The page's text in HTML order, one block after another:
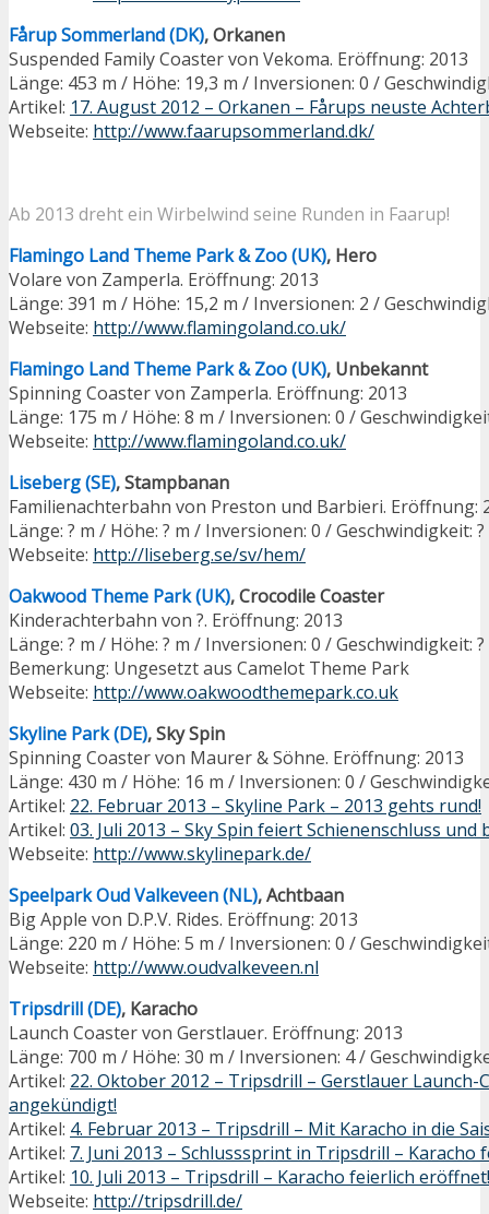
Fårup Sommerland (DK), Orkanen
Suspended Family Coaster von Vekoma. Eröffnung: 2013
Länge: 453 m / Höhe: 19,3 m / Inversionen: 0 /
Artikel: 17. August 2012 – Orkanen – Fårups neuste
Webseite: http://www.faarupsommerland.dk/
Ab 2013 dreht ein Wirbelwind seine Runden in Faarup!
Flamingo Land Theme Park & Zoo (UK), Hero
Volare von Zamperla. Eröffnung: 2013
Länge: 391 m / Höhe: 15,2 m / Inversionen: 2 /
Webseite: http://www.flamingoland.co.uk/
Flamingo Land Theme Park & Zoo (UK), Unbekannt
Spinning Coaster von Zamperla. Eröffnung: 2013
Länge: 175 m / Höhe: 8 m / Inversionen: 0 /
Webseite: http://www.flamingoland.co.uk/
Liseberg (SE), Stampbanan
Familienachterbahn von Preston und Barbieri. Eröffnung:
Länge: ? m / Höhe: ? m / Inversionen: 0 / Geschwindigkeit:
Webseite: http://liseberg.se/sv/hem/
Oakwood Theme Park (UK), Crocodile Coaster
Kinderachterbahn von ?. Eröffnung: 2013
Länge: ? m / Höhe: ? m / Inversionen: 0 / Geschwindigkeit:
Bemerkung: Ungesetzt aus Camelot Theme Park
Webseite: http://www.oakwoodthemepark.co.uk
Skyline Park (DE), Sky Spin
Spinning Coaster von Maurer & Söhne. Eröffnung: 2013
Länge: 430 m / Höhe: 16 m / Inversionen: 0 /
Artikel: 22. Februar 2013 – Skyline Park – 2013 gehts rund!
Artikel: 03. Juli 2013 – Sky Spin feiert Schienenschluss
Webseite: http://www.skylinepark.de/
Speelpark Oud Valkeveen (NL), Achtbaan
Big Apple von D.P.V. Rides. Eröffnung: 2013
Länge: 220 m / Höhe: 5 m / Inversionen: 0 /
Webseite: http://www.oudvalkeveen.nl
Tripsdrill (DE), Karacho
Launch Coaster von Gerstlauer. Eröffnung: 2013
Länge: 700 m / Höhe: 30 m / Inversionen: 4 /
Artikel: 22. Oktober 2012 – Tripsdrill – Gerstlauer Launch-
angekündigt!
Artikel: 4. Februar 2013 – Tripsdrill – Mit Karacho in die
Artikel: 7. Juni 2013 – Schlusssprint in Tripsdrill – Karacho
Artikel: 10. Juli 2013 – Tripsdrill – Karacho feierlich eröffnet!
Webseite: http://tripsdrill.de/